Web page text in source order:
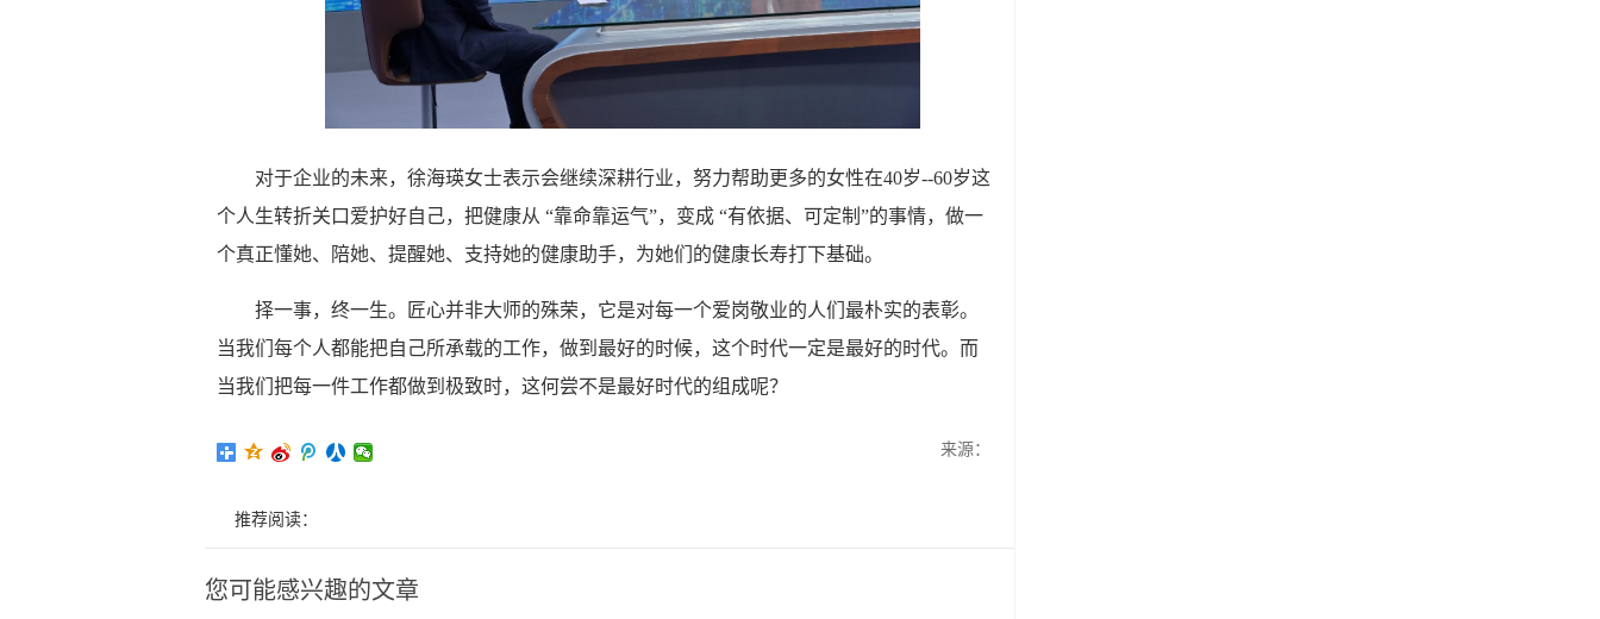
对于企业的未来，徐海瑛女士表示会继续深耕行业，努力帮助更多的女性在40岁--60岁这
个人生转折关口爱护好自己，把健康从 “靠命靠运气”，变成 “有依据、可定制”的事情，做一
个真正懂她、陪她、提醒她、支持她的健康助手，为她们的健康长寿打下基础。
择一事，终一生。匠心并非大师的殊荣，它是对每一个爱岗敬业的人们最朴实的表彰。
当我们每个人都能把自己所承载的工作，做到最好的时候，这个时代一定是最好的时代。而
当我们把每一件工作都做到极致时，这何尝不是最好时代的组成呢？
来源：
推荐阅读：
您可能感兴趣的文章